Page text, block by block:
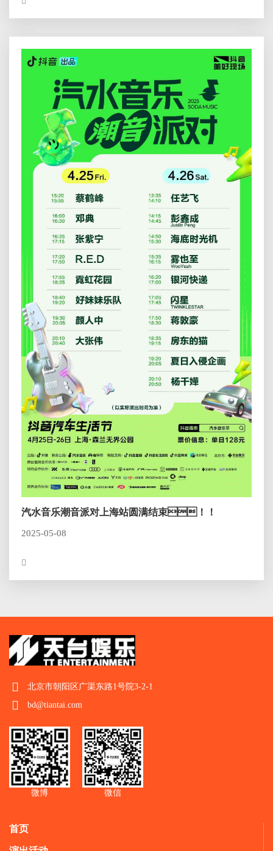
汽水音乐潮音派对上海站圆满结束！！
2025-05-08
北京市朝阳区广渠东路1号院3-2-1
bd@tiantai.com
微博 微信
首页